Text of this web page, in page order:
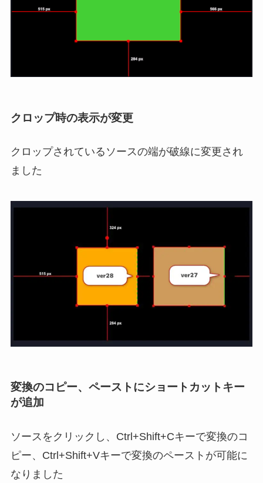
クロップ時の表示が変更
クロップされているソースの端が破線に変更され
ました
変換のコピー、ペーストにショートカットキー
が追加
ソースをクリックし、Ctrl+Shift+Cキーで変換のコ
ピー、Ctrl+Shift+Vキーで変換のペーストが可能に
なりました